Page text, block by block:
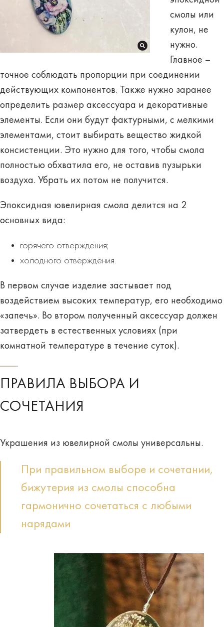
смолы или
кулон, не
нужно.
Главное –
точное соблюдать пропорции при соединении
действующих компонентов. Также нужно заранее
определить размер аксессуара и декоративные
элементы. Если они будут фактурными, с мелкими
элементами, стоит выбирать вещество жидкой
консистенции. Это нужно для того, чтобы смола
полностью обхватила его, не оставив пузырьки
воздуха. Убрать их потом не получится.
Эпоксидная ювелирная смола делится на 2
основных вида:
горячего отверждения;
холодного отверждения.
В первом случае изделие застывает под
воздействием высоких температур, его необходимо
«запечь». Во втором полученный аксессуар должен
затвердеть в естественных условиях (при
комнатной температуре в течение суток).
ПРАВИЛА ВЫБОРА И
СОЧЕТАНИЯ
Украшения из ювелирной смолы универсальны.
При правильном выборе и сочетании,
бижутерия из смолы способна
гармонично сочетаться с любыми
нарядами